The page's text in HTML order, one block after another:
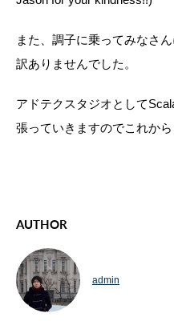
また、調子に乗ってみなさ
訳ありませんでした。
アドテクスタジオとして
張っていきますのでこれか
AUTHOR
admin